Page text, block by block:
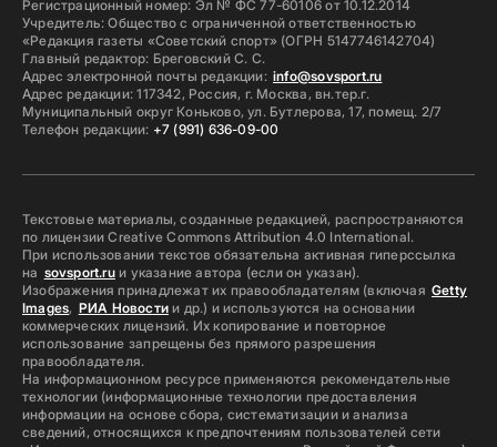
Регистрационный номер: Эл № ФС 77-60106 от 10.12.2014
Учредитель: Общество с ограниченной ответственностью
«Редакция газеты «Советский спорт» (ОГРН 5147746142704)
Главный редактор: Бреговский С. С.
Адрес электронной почты редакции: info@sovsport.ru
Адрес редакции: 117342, Россия, г. Москва, вн.тер.г.
Муниципальный округ Коньково, ул. Бутлерова, 17, помещ. 2/7
Телефон редакции: +7 (991) 636-09-00
Текстовые материалы, созданные редакцией, распространяются
по лицензии Creative Commons Attribution 4.0 International.
При использовании текстов обязательна активная гиперссылка
на sovsport.ruи указание автора (если он указан).
Изображения принадлежат их правообладателям (включая Getty
Images, РИА Новостии др.) и используются на основании
коммерческих лицензий. Их копирование и повторное
использование запрещены без прямого разрешения
правообладателя.
На информационном ресурсе применяются рекомендательные
технологии (информационные технологии предоставления
информации на основе сбора, систематизации и анализа
сведений, относящихся к предпочтениям пользователей сети